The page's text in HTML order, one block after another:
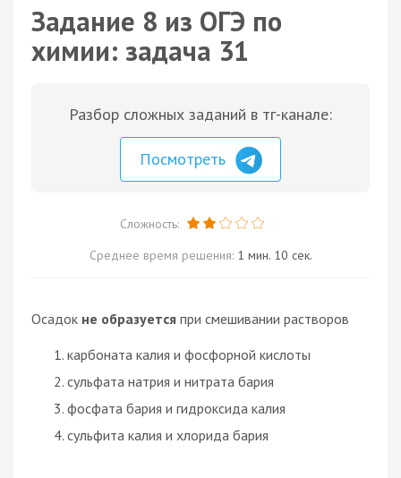
Задание 8 из ОГЭ по
химии: задача 31
Разбор сложных заданий в тг-канале:
Посмотреть
Сложность:
Среднее время решения: 1 мин. 10 сек.
Осадок не образуется при смешивании растворов
карбоната калия и фосфорной кислоты
сульфата натрия и нитрата бария
фосфата бария и гидроксида калия
сульфита калия и хлорида бария